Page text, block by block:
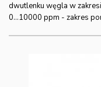
dwutlenku węgla w
0...10000 ppm - zakres